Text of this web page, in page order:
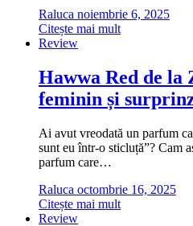
Raluca noiembrie 6, 2025
Citește mai mult
Review
Hawwa Red de la
feminin și
Ai avut vreodată un parfum
sunt eu într-o sticluță”? Cam
parfum care…
Raluca octombrie 16, 2025
Citește mai mult
Review